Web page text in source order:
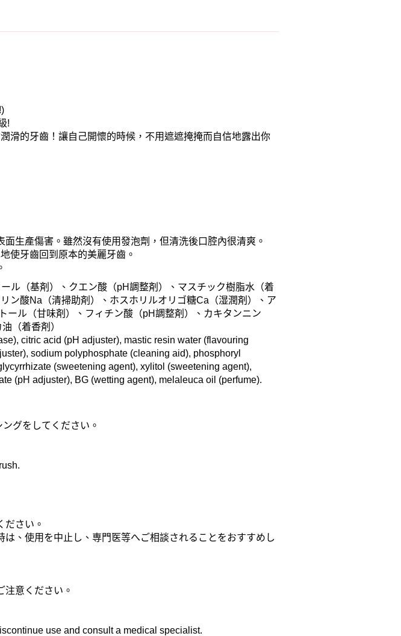
!
滑的牙齒！讓自己開懷的時候，不用遮遮掩掩而自信地露出你
生產傷害。雖然沒有使用發泡劑，但清洗後口腔內很清爽。
使牙齒回到原本的美麗牙齒。
ル（基剤）、クエン酸（pH調整剤）、マスチック樹脂水（着
ン酸Na（清掃助剤）、ホスホリルオリゴ糖Ca（湿潤剤）、ア
ール（甘味剤）、フィチン酸（pH調整剤）、カキタンニン
（着香剤）
citric acid (pH adjuster), mastic resin water (flavouring
sodium polyphosphate (cleaning aid), phosphoryl
(sweetening agent), xylitol (sweetening agent),
(pH adjuster), BG (wetting agent), melaleuca oil (perfume).
グをしてください。
ださい。
、使用を中止し、専門医等へご相談されることをおすすめし
注意ください。
use and consult a medical specialist.